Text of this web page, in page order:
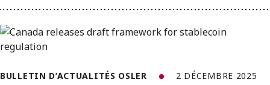
BULLETIN D’ACTUALITÉS OSLER 2 DÉCEMBRE 2025